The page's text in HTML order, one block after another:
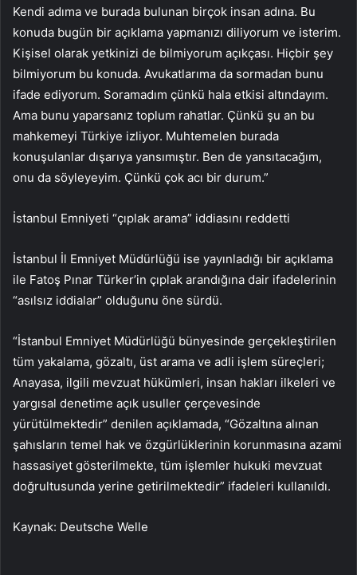
Kendi adıma ve burada bulunan birçok insan adına. Bu
konuda bugün bir açıklama yapmanızı diliyorum ve isterim.
Kişisel olarak yetkinizi de bilmiyorum açıkçası. Hiçbir şey
bilmiyorum bu konuda. Avukatlarıma da sormadan bunu
ifade ediyorum. Soramadım çünkü hala etkisi altındayım.
Ama bunu yaparsanız toplum rahatlar. Çünkü şu an bu
mahkemeyi Türkiye izliyor. Muhtemelen burada
konuşulanlar dışarıya yansımıştır. Ben de yansıtacağım,
onu da söyleyeyim. Çünkü çok acı bir durum.”
İstanbul Emniyeti “çıplak arama” iddiasını reddetti
İstanbul İl Emniyet Müdürlüğü ise yayınladığı bir açıklama
ile Fatoş Pınar Türker’in çıplak arandığına dair ifadelerinin
“asılsız iddialar” olduğunu öne sürdü.
“İstanbul Emniyet Müdürlüğü bünyesinde gerçekleştirilen
tüm yakalama, gözaltı, üst arama ve adli işlem süreçleri;
Anayasa, ilgili mevzuat hükümleri, insan hakları ilkeleri ve
yargısal denetime açık usuller çerçevesinde
yürütülmektedir” denilen açıklamada, “Gözaltına alınan
şahısların temel hak ve özgürlüklerinin korunmasına azami
hassasiyet gösterilmekte, tüm işlemler hukuki mevzuat
doğrultusunda yerine getirilmektedir” ifadeleri kullanıldı.
Kaynak: Deutsche Welle